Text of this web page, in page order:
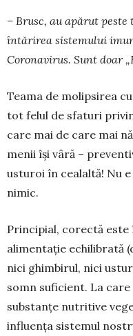
– Brusc, au apărut
întărirea sistemului
Coronavirus. Sunt doar
Teama de molipsirea
tot felul de sfaturi
care mai de care mai
menii își vâră –
usturoi în cea­laltă! Nu
nimic.
Principial, corectă
alimentație echilibrată
nici ghimbirul, nici
somn suficient. La
substanțe nutritive
influența sistemul